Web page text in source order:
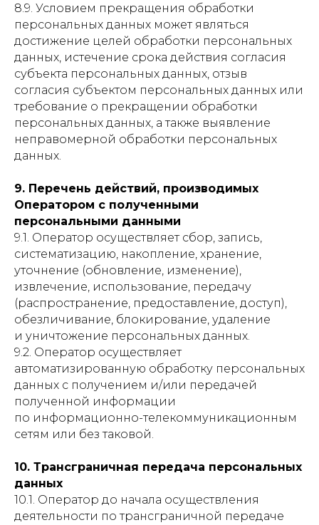
8.9. Условием прекращения обработки
персональных данных может являться
достижение целей обработки персональных
данных, истечение срока действия согласия
субъекта персональных данных, отзыв
согласия субъектом персональных данных или
требование о прекращении обработки
персональных данных, а также выявление
неправомерной обработки персональных
данных.
9. Перечень действий, производимых
Оператором с полученными
персональными данными
9.1. Оператор осуществляет сбор, запись,
систематизацию, накопление, хранение,
уточнение (обновление, изменение),
извлечение, использование, передачу
(распространение, предоставление, доступ),
обезличивание, блокирование, удаление
и уничтожение персональных данных.
9.2. Оператор осуществляет
автоматизированную обработку персональных
данных с получением и/или передачей
полученной информации
по информационно-телекоммуникационным
сетям или без таковой.
10. Трансграничная передача персональных
данных
10.1. Оператор до начала осуществления
деятельности по трансграничной передаче